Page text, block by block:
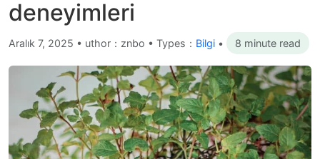
deneyimleri
Aralık 7, 2025 • uthor：znbo • Types： Bilgi • 8 minute read